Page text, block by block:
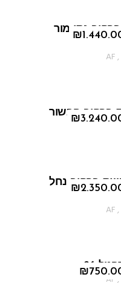
₪
נתן מור
,
AF
₪
ברחוב הבשור
₪
ברחוב נחל
,
AF
₪
26
,
AF